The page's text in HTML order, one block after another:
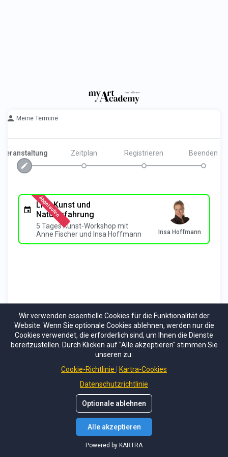
Wir verwenden essentielle Cookies für die Funktionalität der
Website. Wenn Sie optionale Cookies ablehnen, werden nur die
Cookies verwendet, die erforderlich sind, um Ihnen die Dienste
bereitzustellen. Durch Klicken auf "Alle akzeptieren" stimmen Sie
unseren zu:
Cookie-Richtlinie
Kartra-Cookies
Datenschutzrichtlinie
Optionale ablehnen
Alle akzeptieren
Powered by KARTRA